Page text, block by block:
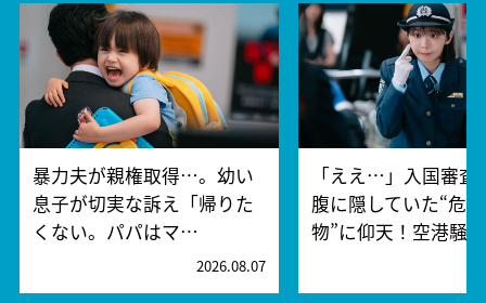
暴力夫が親権取得…。幼い
息子が切実な訴え「帰りた
くない。パパはマ…
2026.08.07
「ええ…」入国審査
腹に隠していた“危
物”に仰天！空港騒